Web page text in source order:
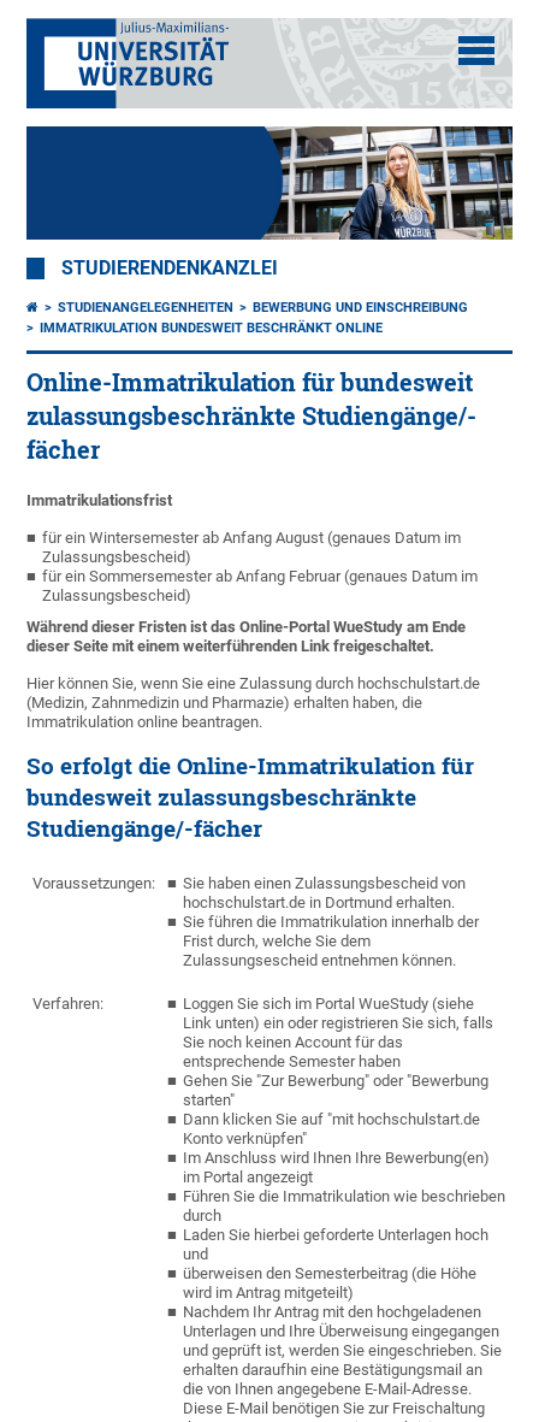
STUDIERENDENKANZLEI
STUDIENANGELEGENHEITEN
BEWERBUNG UND EINSCHREIBUNG
IMMATRIKULATION BUNDESWEIT BESCHRÄNKT ONLINE
Online-Immatrikulation für bundesweit
zulassungsbeschränkte Studiengänge/-
fächer
Immatrikulationsfrist
für ein Wintersemester ab Anfang August (genaues Datum im
Zulassungsbescheid)
für ein Sommersemester ab Anfang Februar (genaues Datum im
Zulassungsbescheid)
Während dieser Fristen ist das Online-Portal WueStudy am Ende
dieser Seite mit einem weiterführenden Link freigeschaltet.
Hier können Sie, wenn Sie eine Zulassung durch hochschulstart.de
(Medizin, Zahnmedizin und Pharmazie) erhalten haben, die
Immatrikulation online beantragen.
So erfolgt die Online-Immatrikulation für
bundesweit zulassungsbeschränkte
Studiengänge/-fächer
Voraussetzungen:
Sie haben einen Zulassungsbescheid von
hochschulstart.de in Dortmund erhalten.
Sie führen die Immatrikulation innerhalb der
Frist durch, welche Sie dem
Zulassungsescheid entnehmen können.
Verfahren:
Loggen Sie sich im Portal WueStudy (siehe
Link unten) ein oder registrieren Sie sich, falls
Sie noch keinen Account für das
entsprechende Semester haben
Gehen Sie "Zur Bewerbung" oder "Bewerbung
starten"
Dann klicken Sie auf "mit hochschulstart.de
Konto verknüpfen"
Im Anschluss wird Ihnen Ihre Bewerbung(en)
im Portal angezeigt
Führen Sie die Immatrikulation wie beschrieben
durch
Laden Sie hierbei geforderte Unterlagen hoch
und
überweisen den Semesterbeitrag (die Höhe
wird im Antrag mitgeteilt)
Nachdem Ihr Antrag mit den hochgeladenen
Unterlagen und Ihre Überweisung eingegangen
und geprüft ist, werden Sie eingeschrieben. Sie
erhalten daraufhin eine Bestätigungsmail an
die von Ihnen angegebene E-Mail-Adresse.
Diese E-Mail benötigen Sie zur Freischaltung